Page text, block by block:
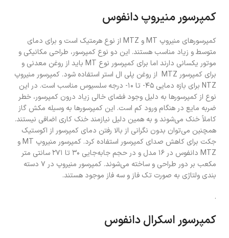
کمپرسور منیروپ دانفوس
کمپرسورهای منیروپ MT و MTZ از نوع هرمتیک است و برای دمای
متوسط و زیاد مناسب هستند. این دو نوع کمپرسور، طراحی مکانیکی و
موتور یکسانی دارند اما برای کمپرسور نوع MT باید از روغن معدنی و
برای کمپرسور MTZ از روغن پلی ال استر استفاده شود. کمپرسور منیروپ
NTZ برای بازه دمایی ۴۵- تا ۱۰- درجه سلسیوس مناسب است. در این
نوع از کمپرسورها به دلیل وجود فضای خالی زیاد درون کمپرسور، خطر
ضربه مایع در هنگام ورود کم است. این کمپرسورها به وسیله مکش گاز
کاملاً خنک می‌شوند و به همین دلیل نیازمند خنک کاری اضافی نیستند.
همچنین می‌توان بدون نگرانی از بالا رفتن دمای کمپرسور از اکوستیک
جکت برای کاهش صدای کمپرسور استفاده کرد. کمپرسور منیروپ MT و
MTZ دانفوس در ۱۶ مدل و در حجم جابه‌جایی ۳۰ تا ۲۷۱ سانتی متر
مکعب بر دور طراحی و ساخته می‌شوند. کمپرسور منیروپ در ۷ دسته
بندی ولتاژی به صورت تک فاز و سه فاز موجود هستند.
.
کمپرسور اسکرال دانفوس